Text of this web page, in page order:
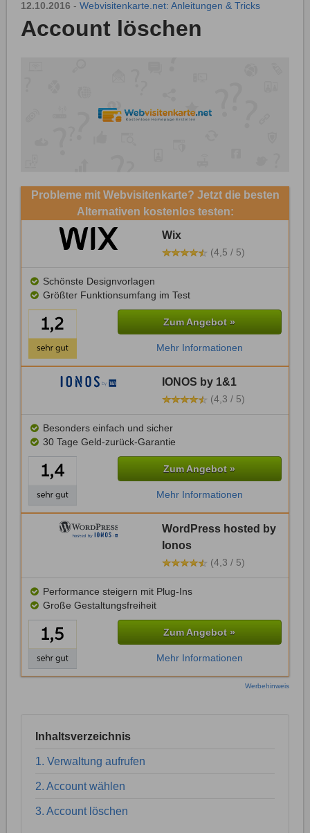
12.10.2016 - Webvisitenkarte.net: Anleitungen & Tricks
Account löschen
Probleme mit Webvisitenkarte? Jetzt die besten
Alternativen kostenlos testen:
Wix
(4,5 / 5)
Schönste Designvorlagen
Größter Funktionsumfang im Test
Zum Angebot »
Mehr Informationen
IONOS by 1&1
(4,3 / 5)
Besonders einfach und sicher
30 Tage Geld-zurück-Garantie
Zum Angebot »
Mehr Informationen
WordPress hosted by
Ionos
(4,3 / 5)
Performance steigern mit Plug-Ins
Große Gestaltungsfreiheit
Zum Angebot »
Mehr Informationen
Werbehinweis
Inhaltsverzeichnis
1. Verwaltung aufrufen
2. Account wählen
3. Account löschen